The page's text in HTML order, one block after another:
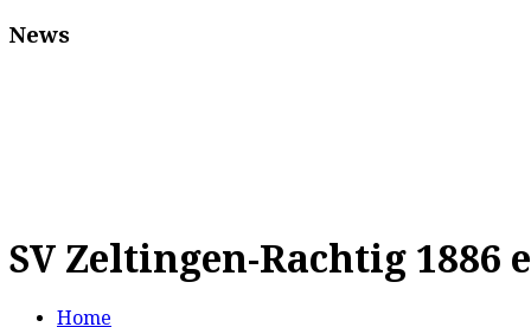
News
SV Zeltingen-Rachtig 1886
Home